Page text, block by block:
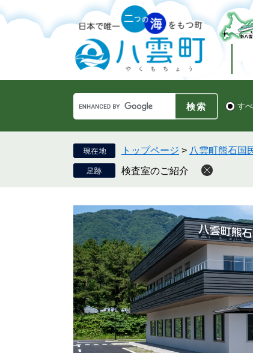
ー
で
ニ
ば
文
Google
カ
ス
タ
ム
検
検 す
トップページ > 八雲町熊石国
検査室のご紹介